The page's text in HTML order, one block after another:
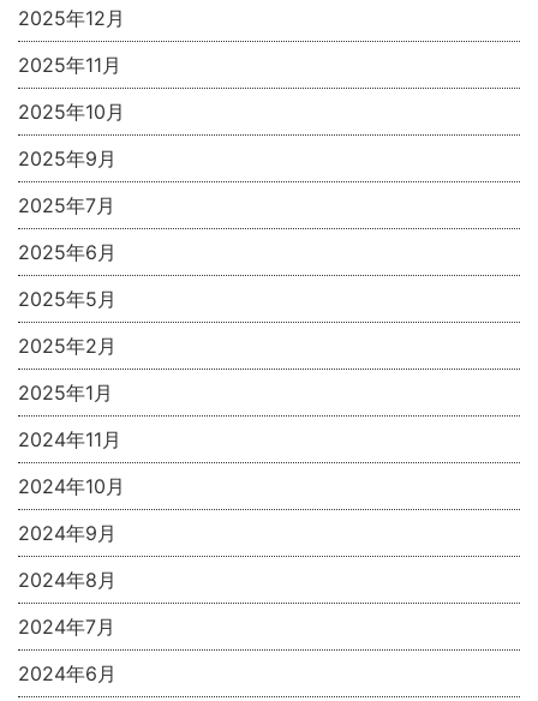
2025年12月
2025年11月
2025年10月
2025年9月
2025年7月
2025年6月
2025年5月
2025年2月
2025年1月
2024年11月
2024年10月
2024年9月
2024年8月
2024年7月
2024年6月